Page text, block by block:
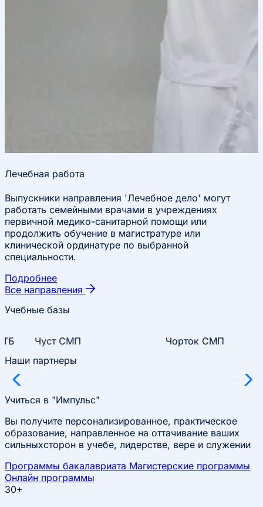
Лечебная работа
Выпускники направления 'Лечебное дело' могут
работать семейными врачами в учреждениях
первичной медико-санитарной помощи или
продолжить обучение в магистратуре или
клинической ординатуре по выбранной
специальности.
Подробнее
Все направления
Учебные базы
Чуст СМП
Чорток СМП
Наши партнеры
Учиться в "Импульс"
Вы получите персонализированное, практическое
образование, направленное на оттачивание ваших
сильныхсторон в учебе, лидерстве, вере и служении
Программы бакалавриата Магистерские программы
Онлайн программы
30+